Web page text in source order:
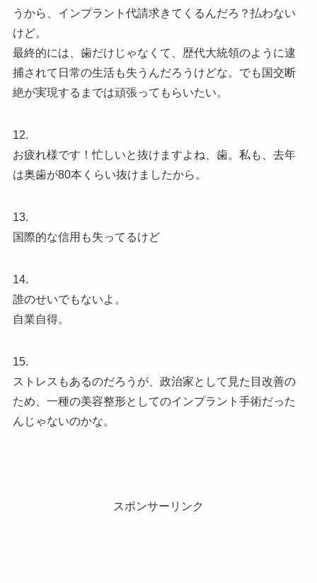
うから、インプラント代請求きてくるんだろ？払わない
けど。
最終的には、歯だけじゃなくて、歴代大統領のように逮
捕されて日常の生活も失うんだろうけどな。でも国交断
絶が実現するまでは頑張ってもらいたい。
12.
お疲れ様です！忙しいと抜けますよね、歯。私も、去年
は奥歯が80本くらい抜けましたから。
13.
国際的な信用も失ってるけど
14.
誰のせいでもないよ。
自業自得。
15.
ストレスもあるのだろうが、政治家として見た目改善の
ため、一種の美容整形としてのインプラント手術だった
んじゃないのかな。
スポンサーリンク